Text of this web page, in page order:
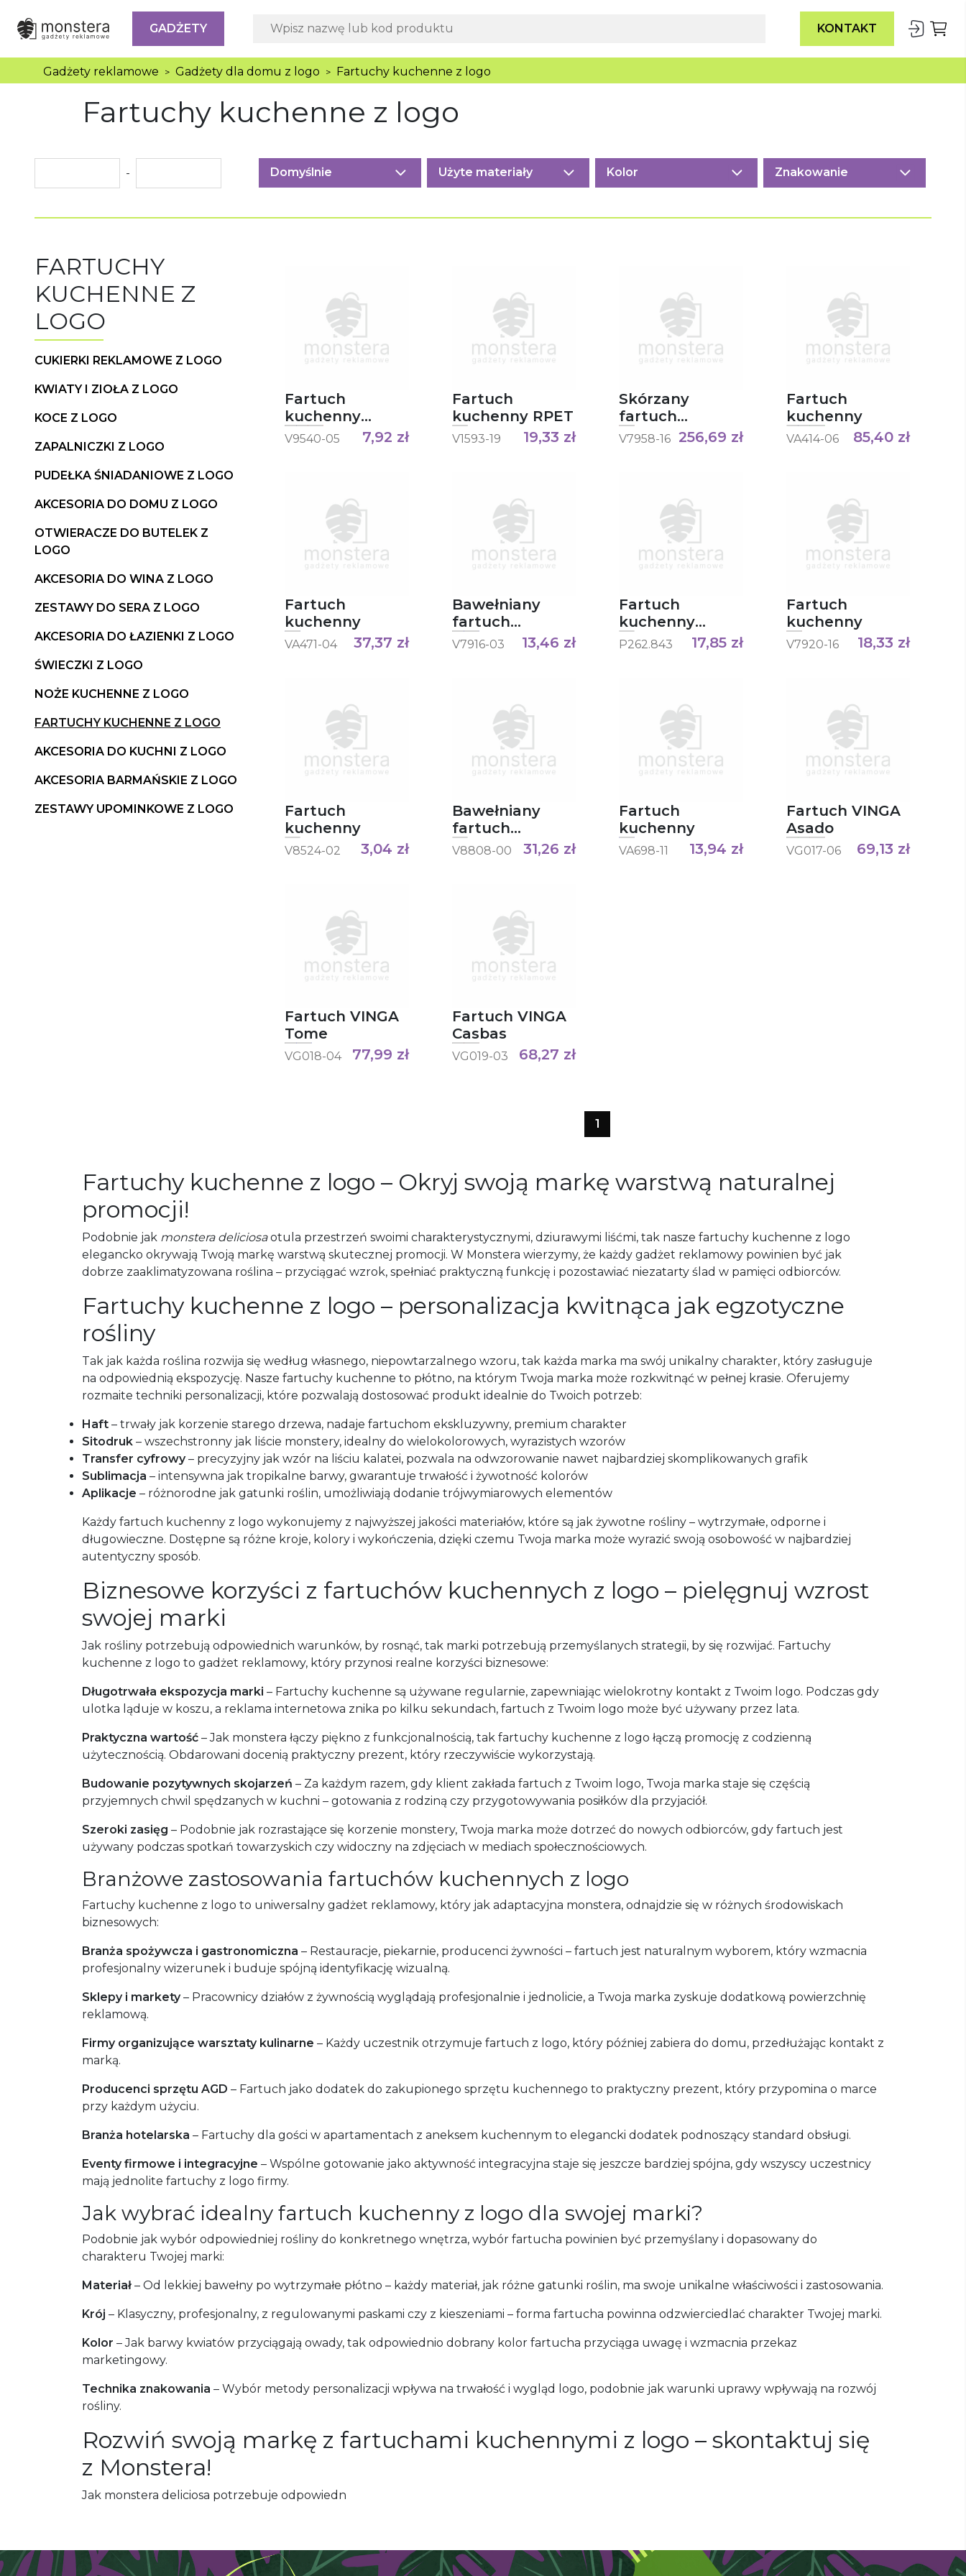
GADŻETY KONTAKT
Gadżety reklamowe > Gadżety dla domu z logo > Fartuchy kuchenne z logo
Fartuchy kuchenne z logo
- Domyślnie Użyte materiały Kolor Znakowanie
FARTUCHY
KUCHENNE Z
LOGO
CUKIERKI REKLAMOWE Z LOGO
KWIATY I ZIOŁA Z LOGO
KOCE Z LOGO
ZAPALNICZKI Z LOGO
PUDEŁKA ŚNIADANIOWE Z LOGO
AKCESORIA DO DOMU Z LOGO
OTWIERACZE DO BUTELEK Z
LOGO
AKCESORIA DO WINA Z LOGO
ZESTAWY DO SERA Z LOGO
AKCESORIA DO ŁAZIENKI Z LOGO
ŚWIECZKI Z LOGO
NOŻE KUCHENNE Z LOGO
FARTUCHY KUCHENNE Z LOGO
AKCESORIA DO KUCHNI Z LOGO
AKCESORIA BARMAŃSKIE Z LOGO
ZESTAWY UPOMINKOWE Z LOGO
Fartuch
kuchenny
Vance
V9540-05 7,92 zł
Fartuch
kuchenny RPET
V1593-19 19,33 zł
Skórzany
fartuch
kuchenny
V7958-16 256,69 zł
Fartuch
kuchenny
VA414-06 85,40 zł
Fartuch
kuchenny
VA471-04 37,37 zł
Bawełniany
fartuch
kuchenny
V7916-03 13,46 zł
Fartuch
kuchenny
AWARE
P262.843 17,85 zł
Fartuch
kuchenny
V7920-16 18,33 zł
Fartuch
kuchenny
V8524-02 3,04 zł
Bawełniany
fartuch
kuchenny
V8808-00 31,26 zł
Fartuch
kuchenny
VA698-11 13,94 zł
Fartuch VINGA
Asado
VG017-06 69,13 zł
Fartuch VINGA
Tome
VG018-04 77,99 zł
Fartuch VINGA
Casbas
VG019-03 68,27 zł
1
Fartuchy kuchenne z logo – Okryj swoją markę warstwą naturalnej
promocji!
Podobnie jak monstera deliciosaotula przestrzeń swoimi charakterystycznymi, dziurawymi liśćmi, tak nasze fartuchy kuchenne z logo
elegancko okrywają Twoją markę warstwą skutecznej promocji. W Monstera wierzymy, że każdy gadżet reklamowy powinien być jak
dobrze zaaklimatyzowana roślina – przyciągać wzrok, spełniać praktyczną funkcję i pozostawiać niezatarty ślad w pamięci odbiorców.
Fartuchy kuchenne z logo – personalizacja kwitnąca jak egzotyczne
rośliny
Tak jak każda roślina rozwija się według własnego, niepowtarzalnego wzoru, tak każda marka ma swój unikalny charakter, który zasługuje
na odpowiednią ekspozycję. Nasze fartuchy kuchenne to płótno, na którym Twoja marka może rozkwitnąć w pełnej krasie. Oferujemy
rozmaite techniki personalizacji, które pozwalają dostosować produkt idealnie do Twoich potrzeb:
Haft – trwały jak korzenie starego drzewa, nadaje fartuchom ekskluzywny, premium charakter
Sitodruk – wszechstronny jak liście monstery, idealny do wielokolorowych, wyrazistych wzorów
Transfer cyfrowy– precyzyjny jak wzór na liściu kalatei, pozwala na odwzorowanie nawet najbardziej skomplikowanych grafik
Sublimacja – intensywna jak tropikalne barwy, gwarantuje trwałość i żywotność kolorów
Aplikacje – różnorodne jak gatunki roślin, umożliwiają dodanie trójwymiarowych elementów
Każdy fartuch kuchenny z logo wykonujemy z najwyższej jakości materiałów, które są jak żywotne rośliny – wytrzymałe, odporne i
długowieczne. Dostępne są różne kroje, kolory i wykończenia, dzięki czemu Twoja marka może wyrazić swoją osobowość w najbardziej
autentyczny sposób.
Biznesowe korzyści z fartuchów kuchennych z logo – pielęgnuj wzrost
swojej marki
Jak rośliny potrzebują odpowiednich warunków, by rosnąć, tak marki potrzebują przemyślanych strategii, by się rozwijać. Fartuchy
kuchenne z logo to gadżet reklamowy, który przynosi realne korzyści biznesowe:
Długotrwała ekspozycja marki – Fartuchy kuchenne są używane regularnie, zapewniając wielokrotny kontakt z Twoim logo. Podczas gdy
ulotka ląduje w koszu, a reklama internetowa znika po kilku sekundach, fartuch z Twoim logo może być używany przez lata.
Praktyczna wartość – Jak monstera łączy piękno z funkcjonalnością, tak fartuchy kuchenne z logo łączą promocję z codzienną
użytecznością. Obdarowani docenią praktyczny prezent, który rzeczywiście wykorzystają.
Budowanie pozytywnych skojarzeń – Za każdym razem, gdy klient zakłada fartuch z Twoim logo, Twoja marka staje się częścią
przyjemnych chwil spędzanych w kuchni – gotowania z rodziną czy przygotowywania posiłków dla przyjaciół.
Szeroki zasięg – Podobnie jak rozrastające się korzenie monstery, Twoja marka może dotrzeć do nowych odbiorców, gdy fartuch jest
używany podczas spotkań towarzyskich czy widoczny na zdjęciach w mediach społecznościowych.
Branżowe zastosowania fartuchów kuchennych z logo
Fartuchy kuchenne z logo to uniwersalny gadżet reklamowy, który jak adaptacyjna monstera, odnajdzie się w różnych środowiskach
biznesowych:
Branża spożywcza i gastronomiczna – Restauracje, piekarnie, producenci żywności – fartuch jest naturalnym wyborem, który wzmacnia
profesjonalny wizerunek i buduje spójną identyfikację wizualną.
Sklepy i markety– Pracownicy działów z żywnością wyglądają profesjonalnie i jednolicie, a Twoja marka zyskuje dodatkową powierzchnię
reklamową.
Firmy organizujące warsztaty kulinarne – Każdy uczestnik otrzymuje fartuch z logo, który później zabiera do domu, przedłużając kontakt z
marką.
Producenci sprzętu AGD – Fartuch jako dodatek do zakupionego sprzętu kuchennego to praktyczny prezent, który przypomina o marce
przy każdym użyciu.
Branża hotelarska – Fartuchy dla gości w apartamentach z aneksem kuchennym to elegancki dodatek podnoszący standard obsługi.
Eventy firmowe i integracyjne – Wspólne gotowanie jako aktywność integracyjna staje się jeszcze bardziej spójna, gdy wszyscy uczestnicy
mają jednolite fartuchy z logo firmy.
Jak wybrać idealny fartuch kuchenny z logo dla swojej marki?
Podobnie jak wybór odpowiedniej rośliny do konkretnego wnętrza, wybór fartucha powinien być przemyślany i dopasowany do
charakteru Twojej marki:
Materiał – Od lekkiej bawełny po wytrzymałe płótno – każdy materiał, jak różne gatunki roślin, ma swoje unikalne właściwości i zastosowania.
Krój – Klasyczny, profesjonalny, z regulowanymi paskami czy z kieszeniami – forma fartucha powinna odzwierciedlać charakter Twojej marki.
Kolor – Jak barwy kwiatów przyciągają owady, tak odpowiednio dobrany kolor fartucha przyciąga uwagę i wzmacnia przekaz
marketingowy.
Technika znakowania – Wybór metody personalizacji wpływa na trwałość i wygląd logo, podobnie jak warunki uprawy wpływają na rozwój
rośliny.
Rozwiń swoją markę z fartuchami kuchennymi z logo – skontaktuj się
z Monstera!
Jak monstera deliciosa potrzebuje odpowiedn